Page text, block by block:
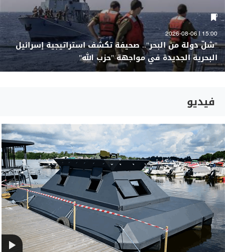
15:00 | 2026-08-06
"شلّ دولة من البحر".. صحيفة تكشف استراتيجية إسرائيل
البحرية الجديدة في مواجهة "حزب الله"
فيديو